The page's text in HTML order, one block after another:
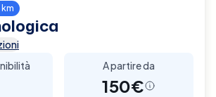
km
A partire da
150€